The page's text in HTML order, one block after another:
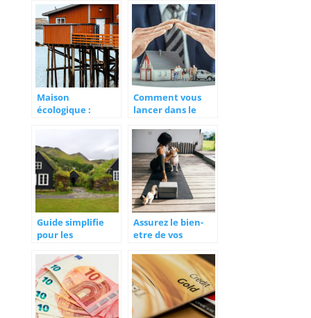
ligne ?
Maison
écologique :
?
Comment vous
lancer dans le
assurance?
Guide simplifie
pour les
acheteurs :
l’assurance de
pret immobilier
Assurez le bien-
etre de vos
une assurance
adaptee